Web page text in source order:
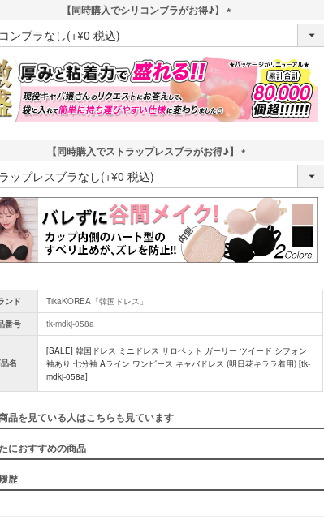
【同時購入でシリコンブラがお得♪】
(
必
須
)
【同時購入でストラップレスブラがお得♪】
(
必
須
)
ンド
TikaKOREA「韓国ドレス」
番号
tk-mdkj-058a
名
[SALE] 韓国ドレス ミニドレス サロペット ガーリー ツイード シフォン
袖あり 七分袖 Aライン ワンピース キャバドレス (明日花キララ着用) [tk-
mdkj-058a]
品を見ている人はこちらも見ています
におすすめの商品
歴